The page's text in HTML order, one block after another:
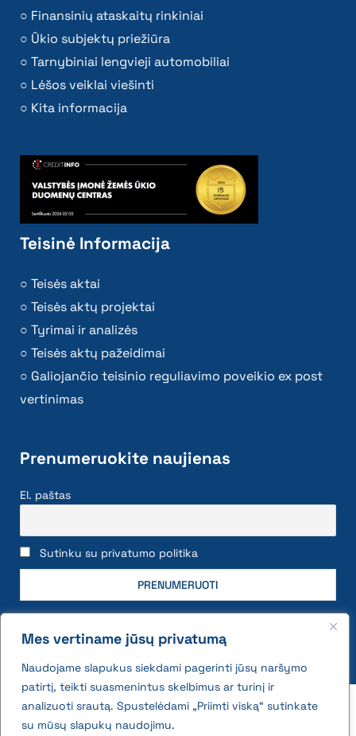
Mes vertiname jūsų privatumą
Naudojame slapukus siekdami pagerinti jūsų naršymo
patirtį, teikti suasmenintus skelbimus ar turinį ir
analizuoti srautą. Spustelėdami „Priimti viską“ sutinkate
su mūsų slapukų naudojimu.
Finansinių ataskaitų rinkiniai
Ūkio subjektų priežiūra
Tarnybiniai lengvieji automobiliai
Lėšos veiklai viešinti
Kita informacija
Teisinė Informacija
Teisės aktai
Teisės aktų projektai
Tyrimai ir analizės
Teisės aktų pažeidimai
Galiojančio teisinio reguliavimo poveikio ex post
vertinimas
Prenumeruokite naujienas
El. paštas
Sutinku su privatumo politika
2026 © All rights reserved | VĮ Žemės ūkio duomenų
centras